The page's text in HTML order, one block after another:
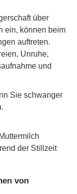
über
ein, können beim
auftreten.
Unruhe,
und
Sie schwanger
der Stillzeit
von